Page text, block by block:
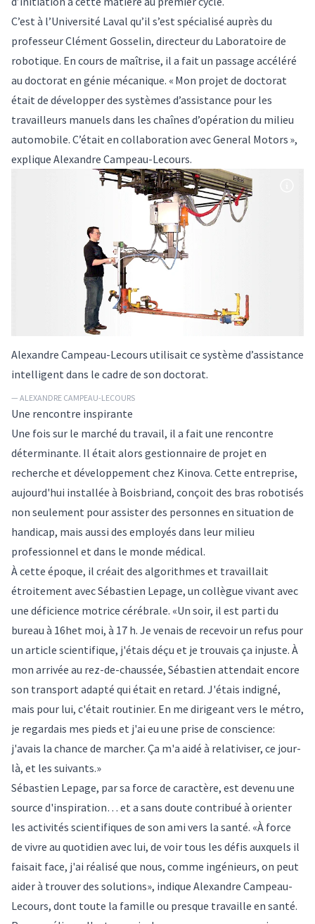
C’est à l’Université Laval qu’il s’est spécialisé auprès du
professeur Clément Gosselin, directeur du Laboratoire de
robotique. En cours de maîtrise, il a fait un passage accéléré
au doctorat en génie mécanique. « Mon projet de doctorat
était de développer des systèmes d’assistance pour les
travailleurs manuels dans les chaînes d’opération du milieu
automobile. C’était en collaboration avec General Motors »,
explique Alexandre Campeau-Lecours.
Alexandre Campeau-Lecours utilisait ce système d’assistance
intelligent dans le cadre de son doctorat.
— ALEXANDRE CAMPEAU-LECOURS
Une rencontre inspirante
Une fois sur le marché du travail, il a fait une rencontre
déterminante. Il était alors gestionnaire de projet en
recherche et développement chez Kinova. Cette entreprise,
aujourd'hui installée à Boisbriand, conçoit des bras robotisés
non seulement pour assister des personnes en situation de
handicap, mais aussi des employés dans leur milieu
professionnel et dans le monde médical.
À cette époque, il créait des algorithmes et travaillait
étroitement avec Sébastien Lepage, un collègue vivant avec
une déficience motrice cérébrale. «Un soir, il est parti du
bureau à 16het moi, à 17 h. Je venais de recevoir un refus pour
un article scientifique, j'étais déçu et je trouvais ça injuste. À
mon arrivée au rez-de-chaussée, Sébastien attendait encore
son transport adapté qui était en retard. J'étais indigné,
mais pour lui, c'était routinier. En me dirigeant vers le métro,
je regardais mes pieds et j'ai eu une prise de conscience:
j'avais la chance de marcher. Ça m'a aidé à relativiser, ce jour-
là, et les suivants.»
Sébastien Lepage, par sa force de caractère, est devenu une
source d'inspiration… et a sans doute contribué à orienter
les activités scientifiques de son ami vers la santé. «À force
de vivre au quotidien avec lui, de voir tous les défis auxquels il
faisait face, j'ai réalisé que nous, comme ingénieurs, on peut
aider à trouver des solutions», indique Alexandre Campeau-
Lecours, dont toute la famille ou presque travaille en santé.